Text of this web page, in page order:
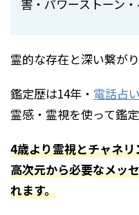
害・パワーストーン
霊的な存在と深い繋が
鑑定歴は14年・ 電話占
霊感・霊視を使って鑑定
4歳より霊視とチャネ
高次元から必要なメッ
れます。